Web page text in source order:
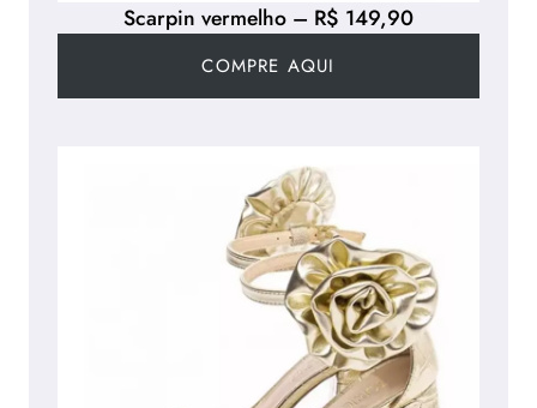
Scarpin vermelho – R$ 149,90
COMPRE AQUI